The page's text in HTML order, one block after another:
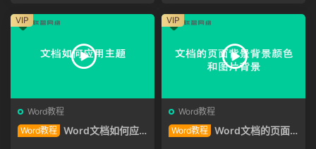
Word教程
Word教程 Word文档如何应
VIP
Word教程
Word教程 Word文档的页面
VIP